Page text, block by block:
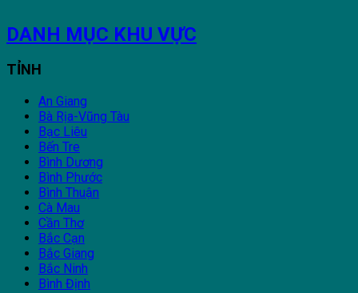
DANH MỤC KHU VỰC
TỈNH
An Giang
Bà Rịa-Vũng Tàu
Bạc Liêu
Bến Tre
Bình Dương
Bình Phước
Bình Thuận
Cà Mau
Cần Thơ
Bắc Cạn
Bắc Giang
Bắc Ninh
Bình Định